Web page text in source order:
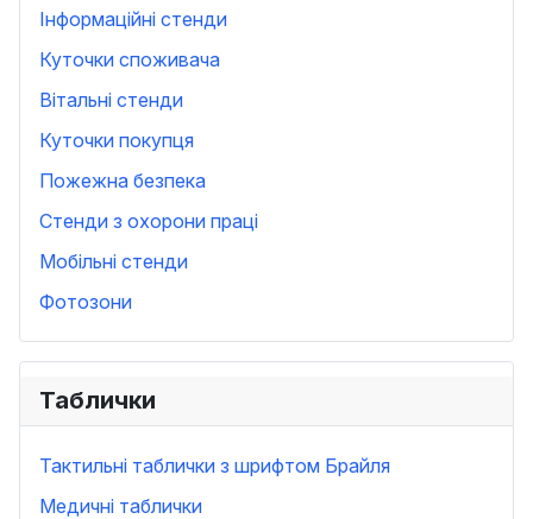
Інформаційні стенди
Куточки споживача
Вітальні стенди
Куточки покупця
Пожежна безпека
Стенди з охорони праці
Мобільні стенди
Фотозони
Таблички
Тактильні таблички з шрифтом Брайля
Медичні таблички